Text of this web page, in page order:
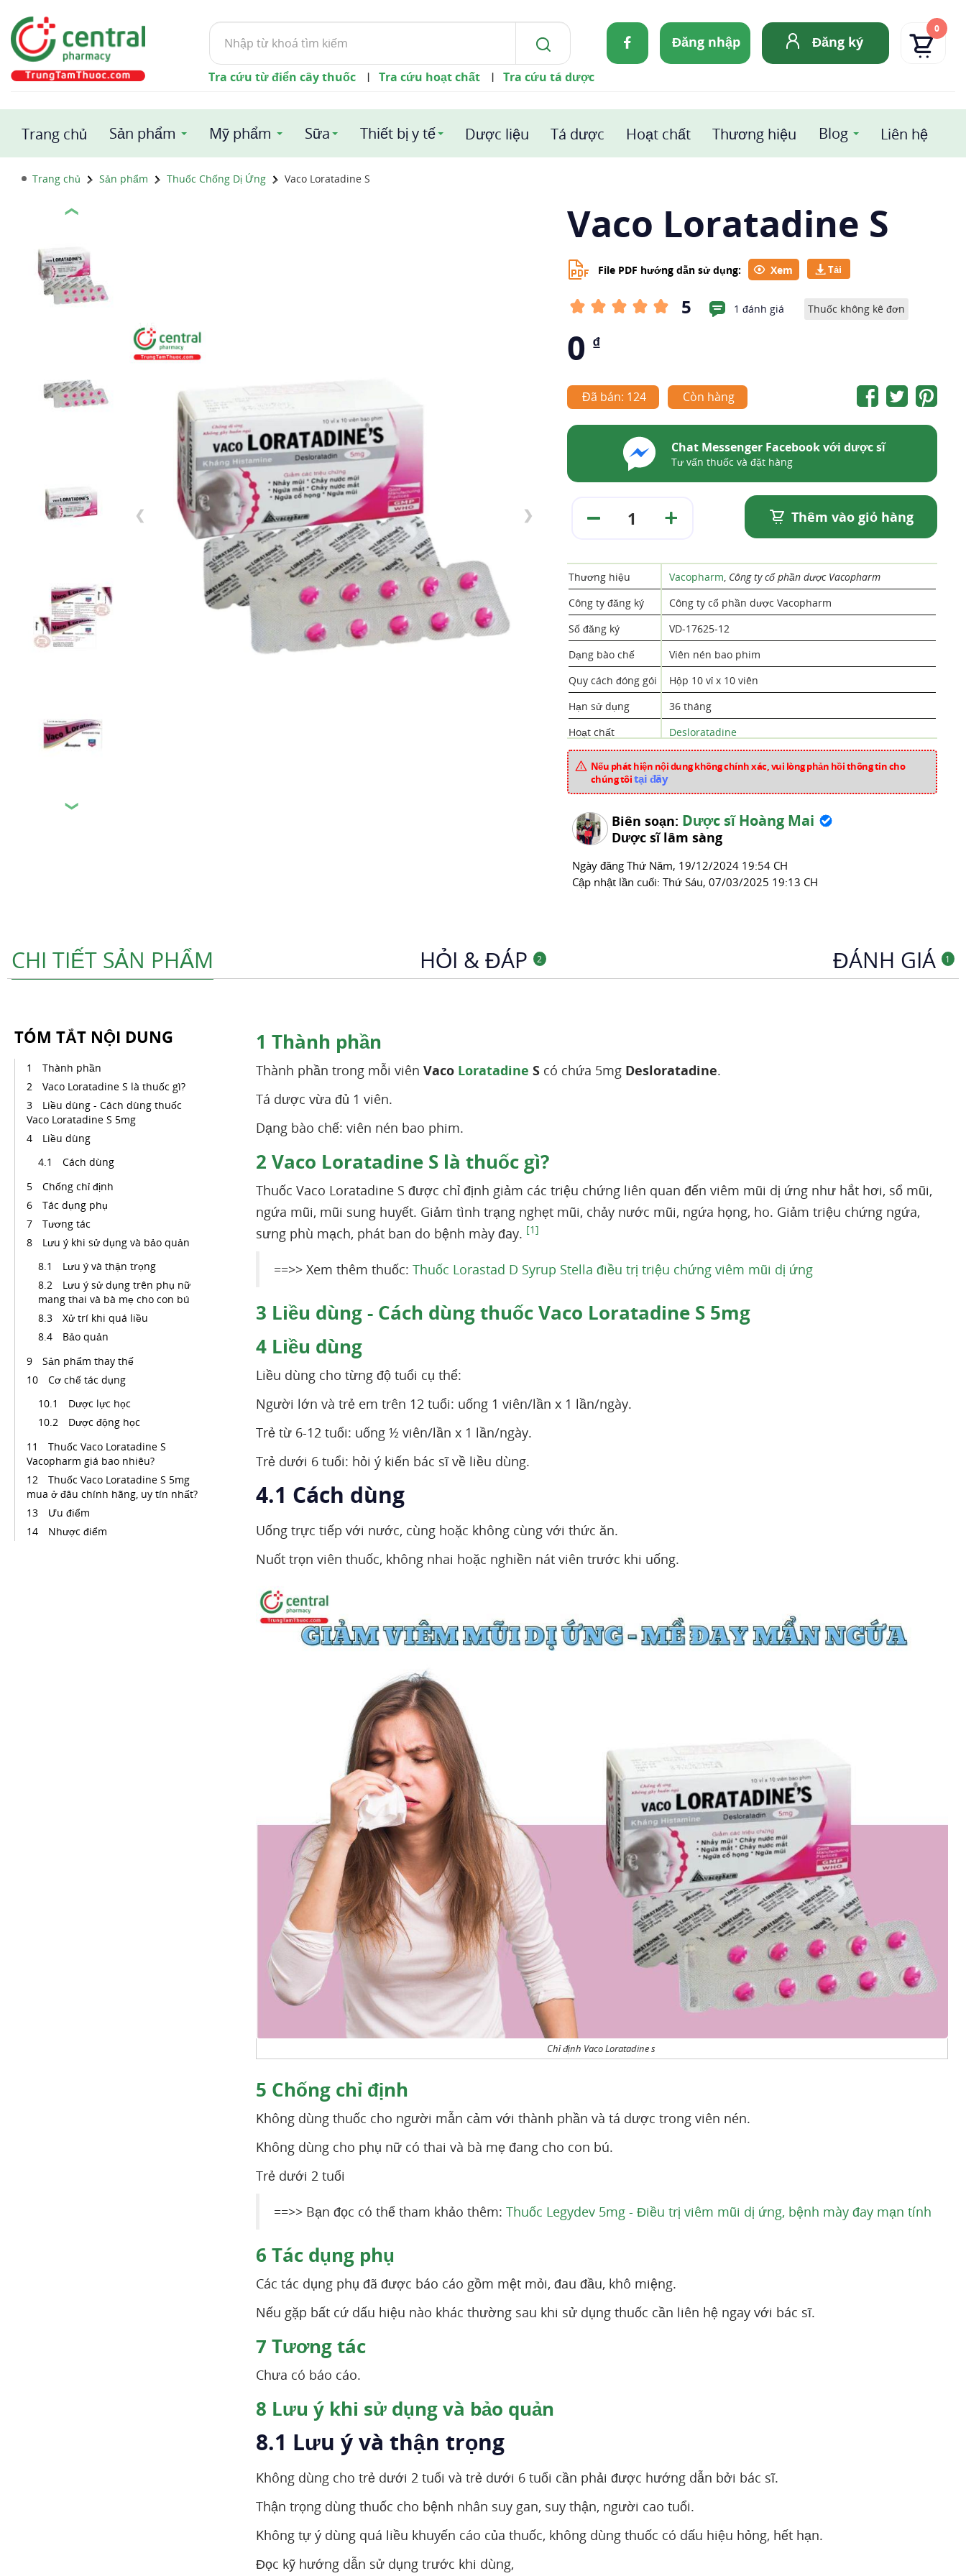
Tìm
kiếm
Đăng nhập Đăng ký
0
Tra cứu từ điển cây thuốc | Tra cứu hoạt chất | Tra cứu tá dược
Trang chủ Sản phẩm Mỹ phẩm Sữa Thiết bị y tế Dược liệu Tá dược Hoạt chất Thương hiệu Blog Liên hệ
Trang chủ Sản phẩm Thuốc Chống Dị Ứng Vaco Loratadine S
❮
❯
1 / 5
❮ ❯
Vaco Loratadine S
File PDF hướng dẫn sử dụng: Xem
5 1 đánh giá Thuốc không kê đơn
0 ₫
Đã bán: 124 Còn hàng
Chat Messenger Facebook với dược sĩ
Tư vấn thuốc và đặt hàng
Thêm vào giỏ hàng
Thương hiệu Vacopharm, Công ty cổ phần dược Vacopharm
Công ty đăng ký
Công ty cổ phần dược Vacopharm
Số đăng ký
VD-17625-12
Dạng bào chế
Viên nén bao phim
Quy cách đóng gói
Hộp 10 vỉ x 10 viên
Hạn sử dụng
36 tháng
Hoạt chất
Desloratadine
Xuất xứ
Mã sản phẩm
Chuyên mục
Nếu phát hiện nội dung không chính xác, vui lòng phản hồi thông tin cho
chúng tôitại đây
Biên soạn: Dược sĩ Hoàng Mai
Dược sĩ lâm sàng
Ngày đăng Thứ Năm, 19/12/2024 19:54 CH
Cập nhật lần cuối: Thứ Sáu, 07/03/2025 19:13 CH
CHI TIẾT SẢN PHẨM HỎI & ĐÁP 2 ĐÁNH GIÁ 1
TÓM TẮT NỘI DUNG
Thành phần
Vaco Loratadine S là thuốc gì?
Liều dùng - Cách dùng thuốc
Vaco Loratadine S 5mg
Liều dùng
Cách dùng
Chống chỉ định
Tác dụng phụ
Tương tác
Lưu ý khi sử dụng và bảo quản
Lưu ý và thận trọng
Lưu ý sử dụng trên phụ nữ
mang thai và bà mẹ cho con bú
Xử trí khi quá liều
Bảo quản
Sản phẩm thay thế
Cơ chế tác dụng
Dược lực học
Dược động học
Thuốc Vaco Loratadine S
Vacopharm giá bao nhiêu?
Thuốc Vaco Loratadine S 5mg
mua ở đâu chính hãng, uy tín nhất?
Ưu điểm
Nhược điểm
1 Thành phần
Thành phần trong mỗi viên Vaco Loratadine S có chứa 5mg Desloratadine.
Tá dược vừa đủ 1 viên.
Dạng bào chế: viên nén bao phim.
2 Vaco Loratadine S là thuốc gì?
Thuốc Vaco Loratadine S được chỉ định giảm các triệu chứng liên quan đến viêm mũi dị ứng như hắt hơi, sổ mũi,
ngứa mũi, mũi sung huyết. Giảm tình trạng nghẹt mũi, chảy nước mũi, ngứa họng, ho. Giảm triệu chứng ngứa,
sưng phù mạch, phát ban do bệnh mày đay. [1]
==>> Xem thêm thuốc: Thuốc Lorastad D Syrup Stella điều trị triệu chứng viêm mũi dị ứng
3 Liều dùng - Cách dùng thuốc Vaco Loratadine S 5mg
4 Liều dùng
Liều dùng cho từng độ tuổi cụ thể:
Người lớn và trẻ em trên 12 tuổi: uống 1 viên/lần x 1 lần/ngày.
Trẻ từ 6-12 tuổi: uống ½ viên/lần x 1 lần/ngày.
Trẻ dưới 6 tuổi: hỏi ý kiến bác sĩ về liều dùng.
4.1 Cách dùng
Uống trực tiếp với nước, cùng hoặc không cùng với thức ăn.
Nuốt trọn viên thuốc, không nhai hoặc nghiền nát viên trước khi uống.
Chỉ định Vaco Loratadine s
5 Chống chỉ định
Không dùng thuốc cho người mẫn cảm với thành phần và tá dược trong viên nén.
Không dùng cho phụ nữ có thai và bà mẹ đang cho con bú.
Trẻ dưới 2 tuổi
==>> Bạn đọc có thể tham khảo thêm: Thuốc Legydev 5mg - Điều trị viêm mũi dị ứng, bệnh mày đay mạn tính
6 Tác dụng phụ
Các tác dụng phụ đã được báo cáo gồm mệt mỏi, đau đầu, khô miệng.
Nếu gặp bất cứ dấu hiệu nào khác thường sau khi sử dụng thuốc cần liên hệ ngay với bác sĩ.
7 Tương tác
Chưa có báo cáo.
8 Lưu ý khi sử dụng và bảo quản
8.1 Lưu ý và thận trọng
Không dùng cho trẻ dưới 2 tuổi và trẻ dưới 6 tuổi cần phải được hướng dẫn bởi bác sĩ.
Thận trọng dùng thuốc cho bệnh nhân suy gan, suy thận, người cao tuổi.
Không tự ý dùng quá liều khuyến cáo của thuốc, không dùng thuốc có dấu hiệu hỏng, hết hạn.
Đọc kỹ hướng dẫn sử dụng trước khi dùng,